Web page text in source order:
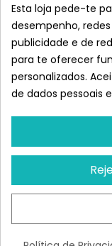
Componentes
PROTEÍNA BRUTA
ÓLEOS E
FIBRA CRUDE 5
Saúde dos olhos
Articulações
Esta loja pede-te
desempenho,
publicidade e de
para te oferecer
personalizados.
de dados pessoais